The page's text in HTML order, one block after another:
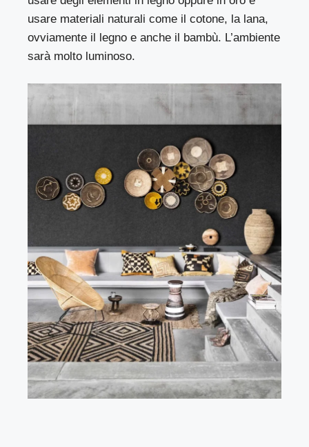
usare materiali naturali come il cotone, la lana,
ovviamente il legno e anche il bambù. L’ambiente
sarà molto luminoso.